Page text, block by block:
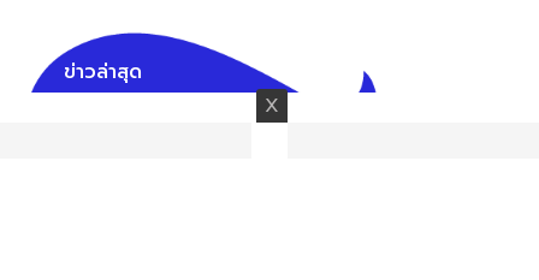
ข่าวล่าสุด